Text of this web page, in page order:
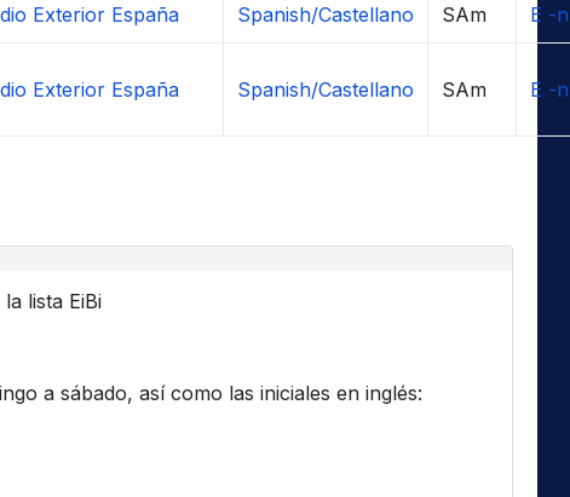
Exterior España Spanish/Castellano SAm E -n
Exterior España Spanish/Castellano SAm E -n
lista EiBi
a sábado, así como las iniciales en inglés: